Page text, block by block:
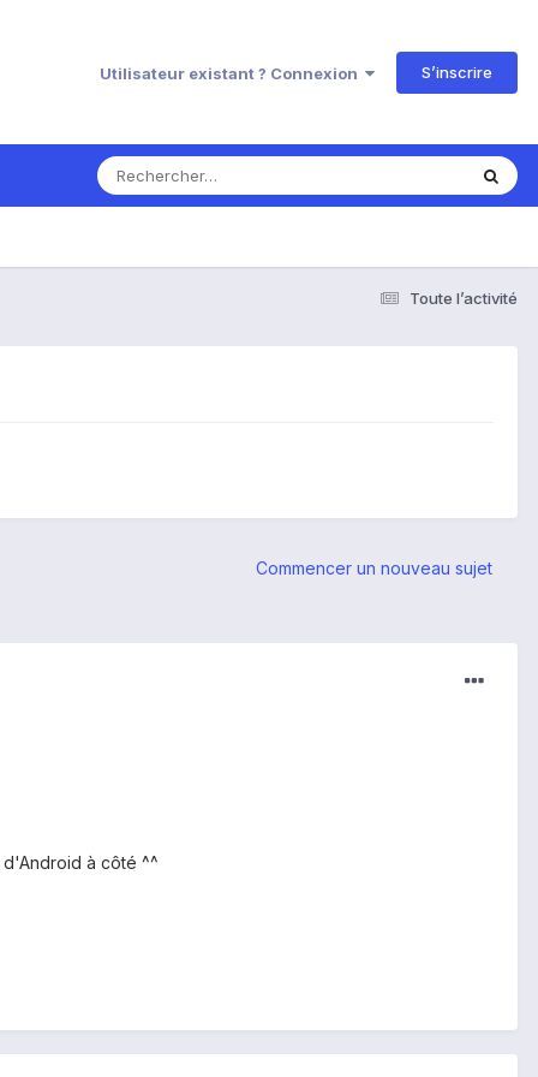
Utilisateur existant ? Connexion S’inscrire
Toute l’activité
Commencer un nouveau sujet
à côté ^^